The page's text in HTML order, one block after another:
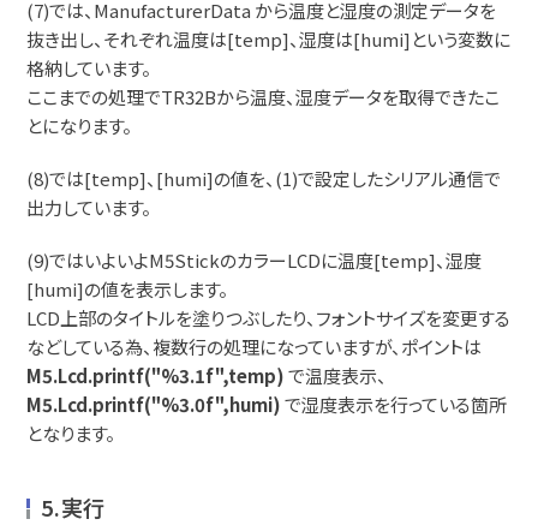
(7)では、ManufacturerData から温度と湿度の測定データを
抜き出し、それぞれ温度は[temp]、湿度は[humi]という変数に
格納しています。
ここまでの処理でTR32Bから温度、湿度データを取得できたこ
とになります。
(8)では[temp]、[humi]の値を、(1)で設定したシリアル通信で
出力しています。
(9)ではいよいよM5StickのカラーLCDに温度[temp]、湿度
[humi]の値を表示します。
LCD上部のタイトルを塗りつぶしたり、フォントサイズを変更する
などしている為、複数行の処理になっていますが、ポイントは
M5.Lcd.printf("%3.1f",temp)で温度表示、
M5.Lcd.printf("%3.0f",humi)で湿度表示を行っている箇所
となります。
5.実行